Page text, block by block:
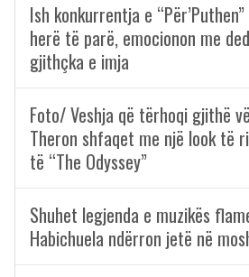
Ish konkurrentja e
herë të parë, emocionon me
gjithçka e imja
Foto/ Veshja që tërhoqi gjithë
Theron shfaqet me një look të
të “The Odyssey”
Shuhet legjenda e muzikës
Habichuela ndërron jetë në